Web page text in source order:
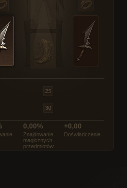
0,00%
Znajdowanie
magicznych
przedmiotów
+0,00
Doświadczenie